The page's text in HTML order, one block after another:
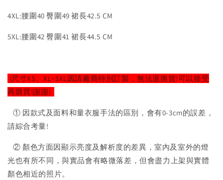
4XL:腰圍40 臀圍49 裙長42.5 CM
5XL:腰圍42 臀圍41 裙長44.5 CM
(尺寸XS、XL~5XL因請廠商特別訂製，無法退換貨!可以接受
再購買!謝謝)
① 因款式及面料和量衣服手法的區別，會有0-3cm的誤差，
請綜合考量!
② 顏色方面因顯示亮度及解析度的差異，室內及室外的燈
光也有所不同，與實品會有略微落差，但會盡力上架與實體
顏色相近的照片。